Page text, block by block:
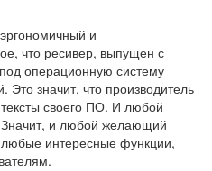
и
что ресивер, выпущен с
операционную систему
Это значит, что производитель
своего ПО. И любой
Значит, и любой желающий
интересные функции,